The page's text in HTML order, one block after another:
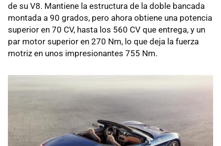
de su V8. Mantiene la estructura de la doble bancada
montada a 90 grados, pero ahora obtiene una potencia
superior en 70 CV, hasta los 560 CV que entrega, y un
par motor superior en 270 Nm, lo que deja la fuerza
motriz en unos impresionantes 755 Nm.